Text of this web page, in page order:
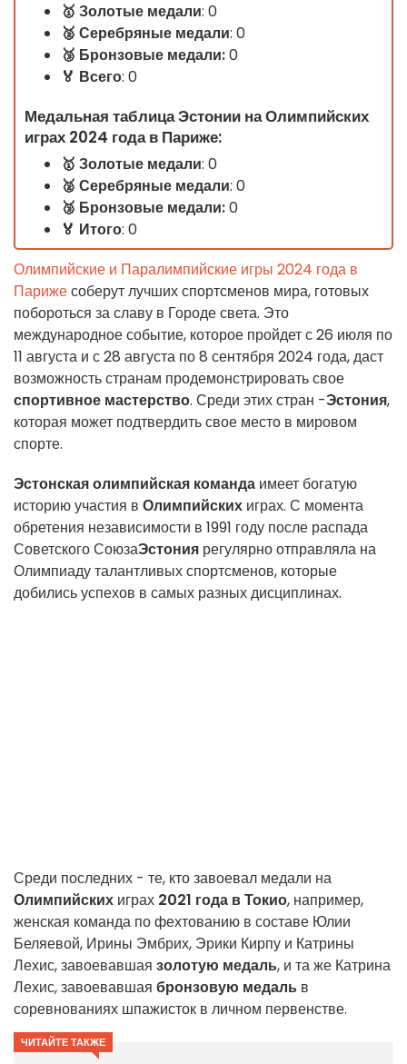
🥇 Золотые медали: 0
🥈 Серебряные медали: 0
🥉 Бронзовые медали:0
🏅 Всего: 0
Медальная таблица Эстонии на Олимпийских
играх 2024 года в Париже:
🥇 Золотые медали: 0
🥈 Серебряные медали: 0
🥉 Бронзовые медали:0
🏅 Итого: 0
Олимпийские и Паралимпийские игры 2024 года в
Парижесоберут лучших спортсменов мира, готовых
побороться за славу в Городе света. Это
международное событие, которое пройдет с 26 июля по
11 августа и с 28 августа по 8 сентября 2024 года, даст
возможность странам продемонстрировать свое
спортивное мастерство. Среди этих стран -Эстония,
которая может подтвердить свое место в мировом
спорте.
Эстонская олимпийская команда имеет богатую
историю участия в Олимпийских играх. С момента
обретения независимости в 1991 году после распада
Советского СоюзаЭстония регулярно отправляла на
Олимпиаду талантливых спортсменов, которые
добились успехов в самых разных дисциплинах.
Среди последних - те, кто завоевал медали на
Олимпийских играх 2021 года в Токио, например,
женская команда по фехтованию в составе Юлии
Беляевой, Ирины Эмбрих, Эрики Кирпу и Катрины
Лехис, завоевавшая золотую медаль, и та же Катрина
Лехис, завоевавшая бронзовую медаль в
соревнованиях шпажисток в личном первенстве.
ЧИТАЙТЕ ТАКЖЕ